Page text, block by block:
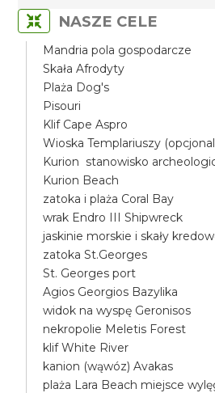
NASZE CELE
Mandria pola gospodarcze
Skała Afrodyty
Plaża Dog's
Pisouri
Klif Cape Aspro
Wioska Templariuszy
Kurion stanowisko
Kurion Beach
zatoka i plaża Coral Bay
wrak Endro III Shipwreck
jaskinie morskie i skały
zatoka St.Georges
St. Georges port
Agios Georgios Bazylika
widok na wyspę Geronisos
nekropolie Meletis Forest
klif White River
kanion (wąwóz) Avakas
plaża Lara Beach miejsce